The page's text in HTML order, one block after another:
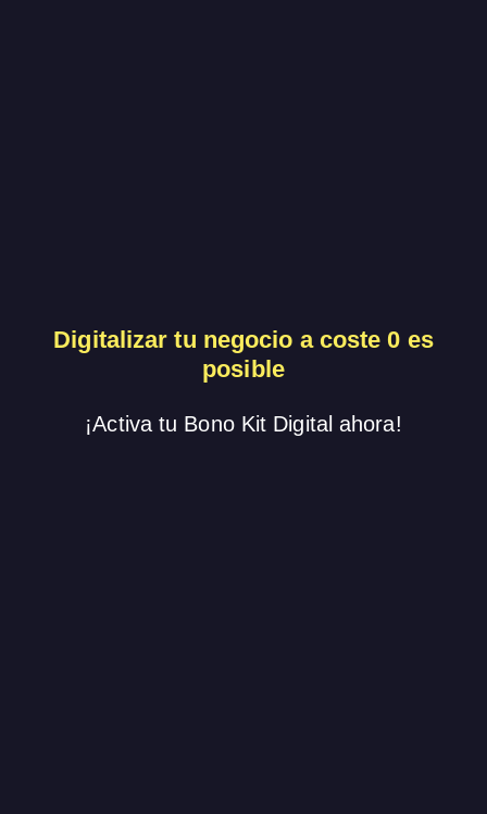
Digitalizar tu negocio a coste 0 es
posible
¡Activa tu Bono Kit Digital ahora!